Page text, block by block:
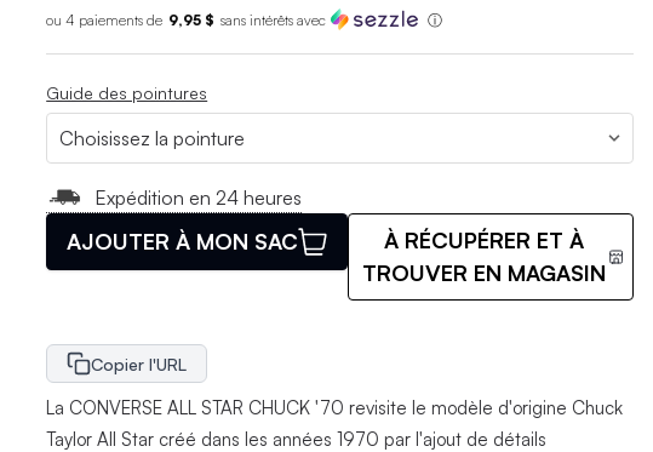
ou 4 paiements de 9,95 $ sans intérêts avec ⓘ
Guide des pointures
Expédition en 24 heures
AJOUTER À MON SAC
À RÉCUPÉRER ET À
TROUVER EN MAGASIN
Copier l'URL
La CONVERSE ALL STAR CHUCK '70 revisite le modèle d'origine Chuck
Taylor All Star créé dans les années 1970 par l'ajout de détails